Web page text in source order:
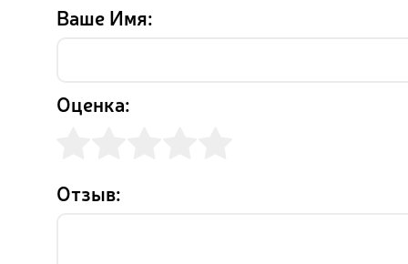
Ваше Имя:
Оценка:
Отзыв: